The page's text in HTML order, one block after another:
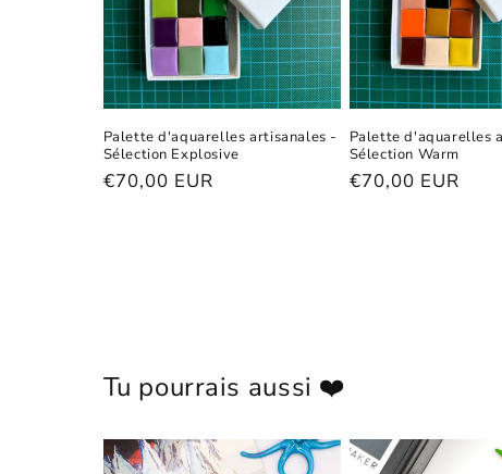
Palette d'aquarelles artisanales -
Sélection Explosive
Prix
€70,00 EUR
Palette d'aquarelles
Sélection Warm
Prix
€70,00 EUR
Tu pourrais aussi ❤️